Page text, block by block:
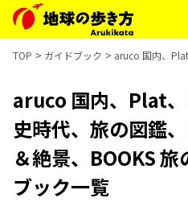
TOP ガイドブック aruco 国内、
aruco 国内、Plat
史時代、旅の図鑑
＆絶景、BOOKS
ブック一覧